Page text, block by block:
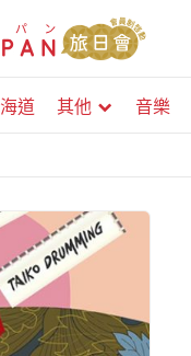
道 其他 音樂